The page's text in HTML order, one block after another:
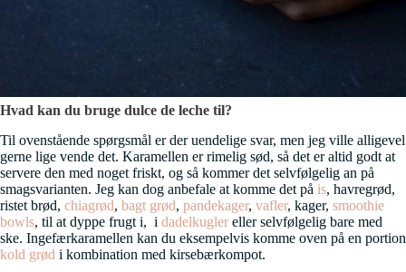
Hvad kan du bruge dulce de leche til?
Til ovenstående spørgsmål er der uendelige svar, men jeg ville alligevel
gerne lige vende det. Karamellen er rimelig sød, så det er altid godt at
servere den med noget friskt, og så kommer det selvfølgelig an på
smagsvarianten. Jeg kan dog anbefale at komme det på is, havregrød,
ristet brød, chiagrød, bagt grød, pandekager, vafler, kager, smoothie
bowls, til at dyppe frugt i, i dadelkugler eller selvfølgelig bare med
ske. Ingefærkaramellen kan du eksempelvis komme oven på en portion
kold grød i kombination med kirsebærkompot.